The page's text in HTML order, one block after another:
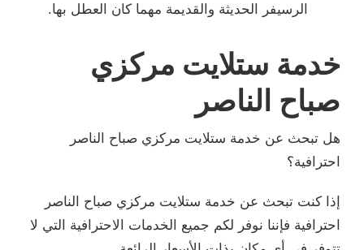
الرسيفر الحديثة والقديمة مهما كان العطل بها.
خدمة ستلايت مركزي
صباح الناصر
هل تبحث عن خدمة ستلايت مركزي صباح الناصر
احترافية؟
إذا كنت تبحث عن خدمة ستلايت مركزي صباح الناصر
احترافية فإننا نوفر لكم جميع الخدمات الاحترافية التي لا